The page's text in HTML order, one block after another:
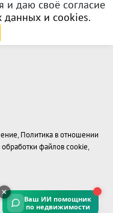
даю своё согласие
данных и cookies.
, Политика в отношении
файлов cookie,
Ваш ИИ помощник
по недвижимости